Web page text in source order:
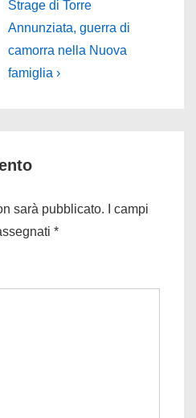
Il
prossimo
articolo
è
Strage di Torre
Annunziata, guerra di
camorra nella Nuova
famiglia ›
sarà pubblicato.
I campi
*